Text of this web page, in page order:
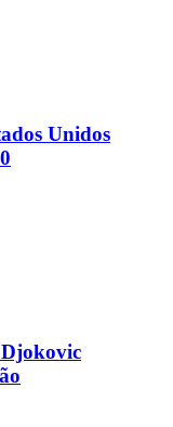
Unidos